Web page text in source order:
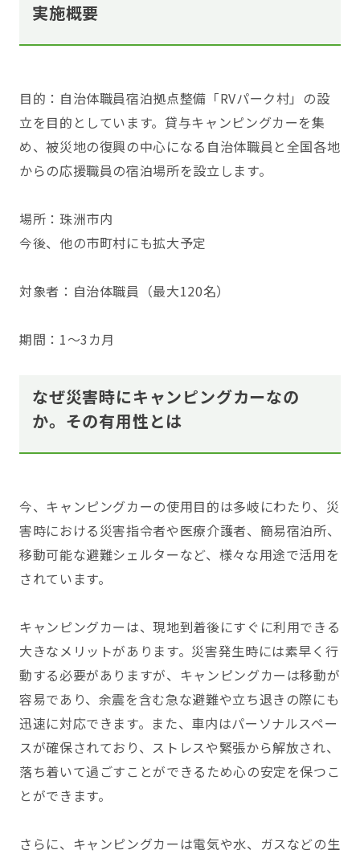
実施概要
目的：自治体職員宿泊拠点整備「RVパーク村」の設
立を目的としています。貸与キャンピングカーを集
め、被災地の復興の中心になる自治体職員と全国各地
からの応援職員の宿泊場所を設立します。
場所：珠洲市内
今後、他の市町村にも拡大予定
対象者：自治体職員（最大120名）
期間：1～3カ月
なぜ災害時にキャンピングカーなの
か。その有用性とは
今、キャンピングカーの使用目的は多岐にわたり、災
害時における災害指令者や医療介護者、簡易宿泊所、
移動可能な避難シェルターなど、様々な用途で活用を
されています。
キャンピングカーは、現地到着後にすぐに利用できる
大きなメリットがあります。災害発生時には素早く行
動する必要がありますが、キャンピングカーは移動が
容易であり、余震を含む急な避難や立ち退きの際にも
迅速に対応できます。また、車内はパーソナルスペー
スが確保されており、ストレスや緊張から解放され、
落ち着いて過ごすことができるため心の安定を保つこ
とができます。
さらに、キャンピングカーは電気や水、ガスなどの生